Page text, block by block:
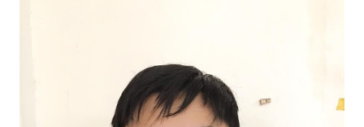
2020)，位於前1%的頂級位置。 在馬來西亞的科廷大學被評價為
最佳五星大學之一（ 與馬來西亞國立大學齊名）。 “培民中學讓
我印象最深刻的是舉辦年度活動，如：新生迎歡會、 義賣會、教